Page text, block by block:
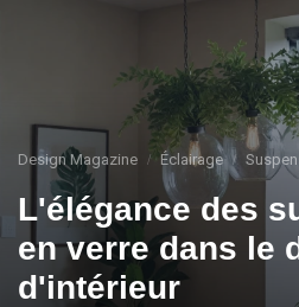
Design Magazine Éclairage
L'élégance des
en verre dans le
d'intérieur